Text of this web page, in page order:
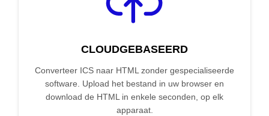
CLOUDGEBASEERD
Converteer ICS naar HTML zonder gespecialiseerde
software. Upload het bestand in uw browser en
download de HTML in enkele seconden, op elk
apparaat.